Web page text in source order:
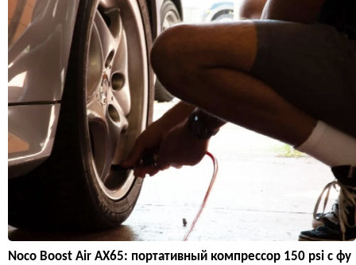
Noco Boost Air AX65: портативный компрессор 150 psi с фу